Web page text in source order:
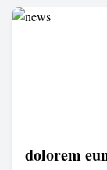
dolorem